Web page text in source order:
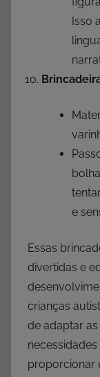
Isso
e
Essas
divertidas e
crianças
de adaptar
proporcionar